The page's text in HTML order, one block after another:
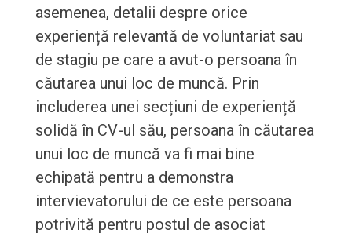
asemenea, detalii despre orice
experiență relevantă de voluntariat sau
de stagiu pe care a avut-o persoana în
căutarea unui loc de muncă. Prin
includerea unei secțiuni de experiență
solidă în CV-ul său, persoana în căutarea
unui loc de muncă va fi mai bine
echipată pentru a demonstra
intervievatorului de ce este persoana
potrivită pentru postul de asociat